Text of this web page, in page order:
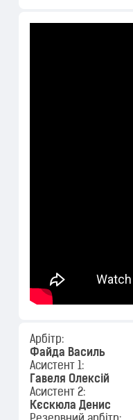
Арбітр:
Файда Василь
Асистент 1:
Гавеля Олексій
Асистент 2:
Кєскюла Денис